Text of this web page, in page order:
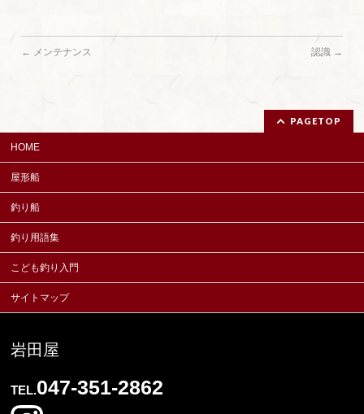
← メンテナンス 認識 →
PAGETOP
HOME
屋形船
釣り船
釣り用語集
こども釣り入門
サイトマップ
岩田屋
TEL.047-351-2862